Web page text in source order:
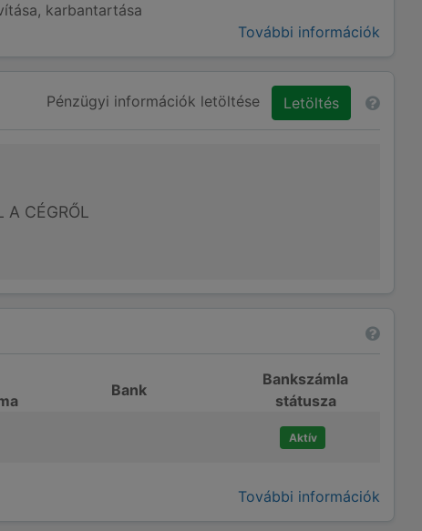
karbantartása
További információk
Pénzügyi információk letöltése Letöltés
A CÉGRŐL
Bank
Bankszámla
státusza
Aktív
További információk